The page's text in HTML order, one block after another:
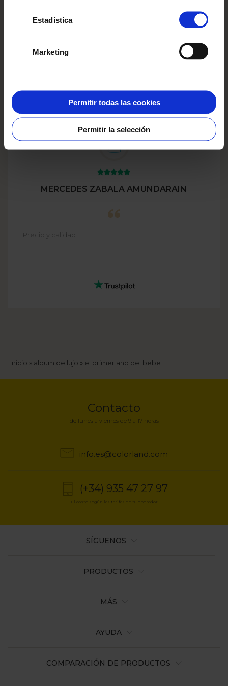
Estadística
Marketing
Permitir todas las cookies
Permitir la selección
2 días
MERCEDES ZABALA AMUNDARAIN
Precio y calidad
Sobrescribir
navegación
Inicio album de lujo el primer ano del bebe
Contacto
de lunes a viernes de 9 a 17 horas
info.es@colorland.com
(+34) 935 47 27 97
El coste según las tarifas de tu operador
PRODUCTOS
MÁS
AYUDA
COMPARACIÓN DE PRODUCTOS
SÍGUENOS